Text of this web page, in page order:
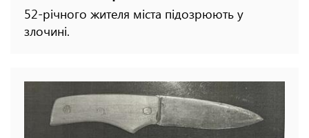
52-річного жителя міста підозрюють у
злочині.